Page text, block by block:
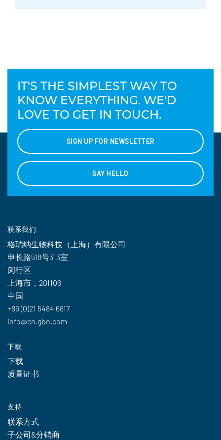
IT'S THE SIMPLEST WAY TO
KNOW EVERYTHING. WE'D
LOVE TO GET IN TOUCH.
SIGN UP FOR NEWSLETTER
SAY HELLO
联系我们
格瑞纳生物科技（上海）有限公司
申长路518号313室
闵行区
上海市，201106
中国
+86 (0)21 5484 6817
info@cn.gbo.com
下载
下载
质量证书
支持
联系方式
子公司&分销商